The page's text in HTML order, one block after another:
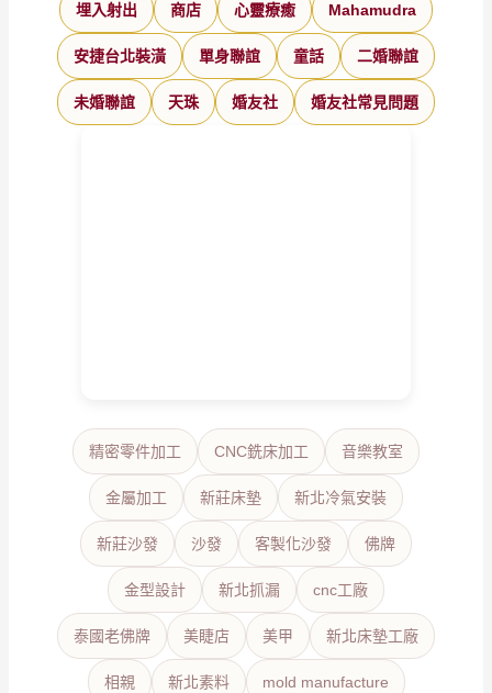
埋入射出 商店 心靈療癒 Mahamudra
安捷台北裝潢 單身聯誼 童話 二婚聯誼
未婚聯誼 天珠 婚友社 婚友社常見問題
精密零件加工 CNC銑床加工 音樂教室
金屬加工 新莊床墊 新北冷氣安裝
新莊沙發 沙發 客製化沙發 佛牌
金型設計 新北抓漏 cnc工廠
泰國老佛牌 美睫店 美甲 新北床墊工廠
相親 新北素料 mold manufacture